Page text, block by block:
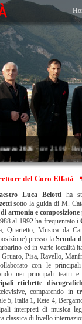
2026- ore 21.00 -
2026- ore 21.00 -
del Coro Effatà
Luca Belottiha
sotto la guida di M.
armonia e composizione
al 1992 ha frequentato i
Quartetto, Musica da
presso laScuola
ed in varie località
Gruaro, Pisa, Ravello,
con le
nei principali teatri
etichette
comparendo in
5, Italia 1, Rete 4,
interpreti di musica
classica di livello